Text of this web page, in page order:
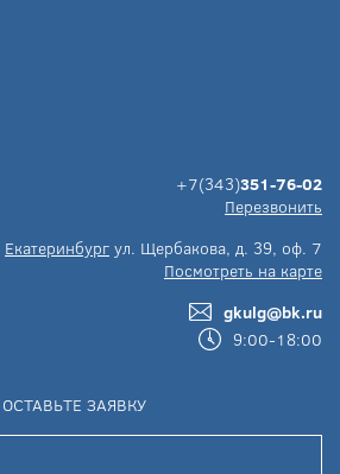
+7(343)351-76-02
Перезвонить
Екатеринбург ул. Щербакова, д. 39, оф. 7
Посмотреть на карте
gkulg@bk.ru
9:00-18:00
ОСТАВЬТЕ ЗАЯВКУ